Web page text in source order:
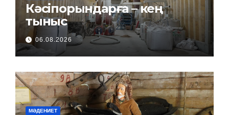
Кәсіпорындарға – кең
тыныс
06.08.2026
МӘДЕНИЕТ